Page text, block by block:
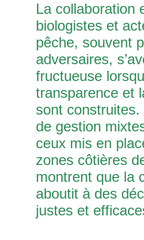
La collaboration
biologistes et
pêche, souvent
adversaires,
fructueuse
transparence et
sont
de gestion
ceux mis en
zones côtières
montrent que la
aboutit à des
justes et